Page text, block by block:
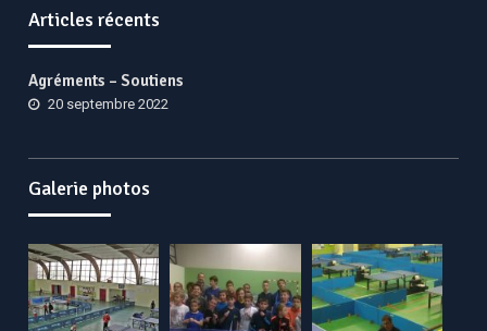
Articles récents
Agréments – Soutiens
20 septembre 2022
Galerie photos